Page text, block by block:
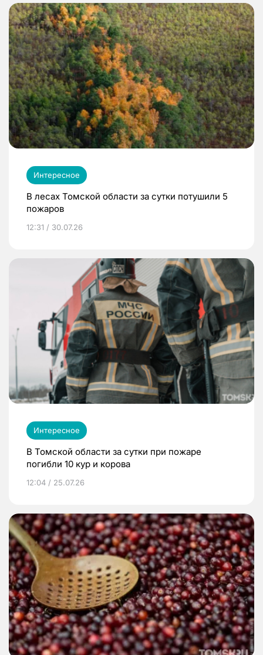
Интересное
В лесах Томской области за сутки потушили 5
пожаров
12:31 / 30.07.26
Интересное
В Томской области за сутки при пожаре
погибли 10 кур и корова
12:04 / 25.07.26